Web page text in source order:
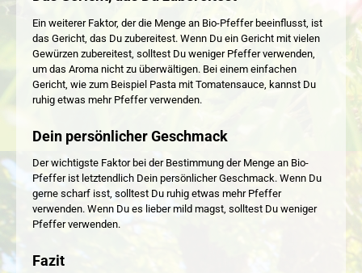
Ein weiterer Faktor, der die Menge an Bio-Pfeffer beeinflusst, ist
das Gericht, das Du zubereitest. Wenn Du ein Gericht mit vielen
Gewürzen zubereitest, solltest Du weniger Pfeffer verwenden,
um das Aroma nicht zu überwältigen. Bei einem einfachen
Gericht, wie zum Beispiel Pasta mit Tomatensauce, kannst Du
ruhig etwas mehr Pfeffer verwenden.
Dein persönlicher Geschmack
Der wichtigste Faktor bei der Bestimmung der Menge an Bio-
Pfeffer ist letztendlich Dein persönlicher Geschmack. Wenn Du
gerne scharf isst, solltest Du ruhig etwas mehr Pfeffer
verwenden. Wenn Du es lieber mild magst, solltest Du weniger
Pfeffer verwenden.
Fazit